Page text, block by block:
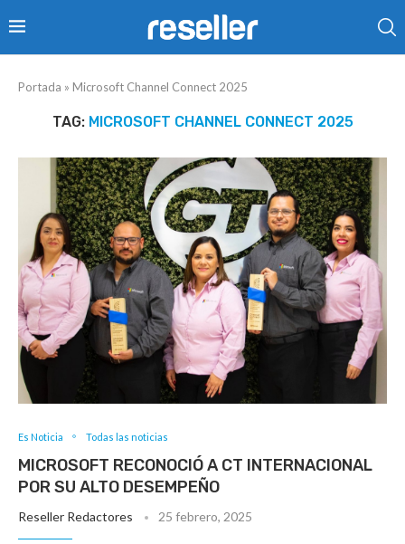
Portada » Microsoft Channel Connect 2025
TAG: MICROSOFT CHANNEL CONNECT 2025
Es Noticia Todas las noticias
MICROSOFT RECONOCIÓ A CT INTERNACIONAL
POR SU ALTO DESEMPEÑO
Reseller Redactores 25 febrero, 2025